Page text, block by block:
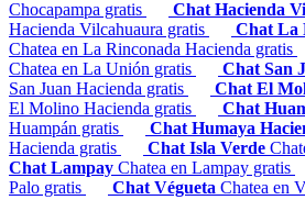
Chocapampa gratis
Chat Hacienda
Hacienda Vilcahuaura gratis
Chat La
Chatea en La Rinconada Hacienda gratis
Chatea en La Unión gratis
Chat San
San Juan Hacienda gratis
Chat El
El Molino Hacienda gratis
Chat
Huampán gratis
Chat Humaya
Hacienda gratis
Chat Isla Verde
Chat Lampay Chatea en Lampay gratis
Palo gratis
Chat Végueta Chatea en